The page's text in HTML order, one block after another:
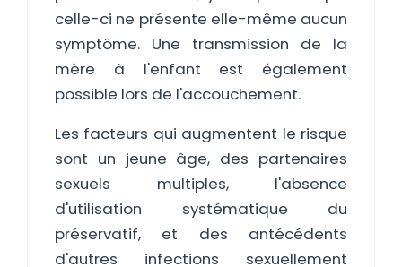
celle-ci ne présente elle-même aucun
symptôme. Une transmission de la
mère à l'enfant est également
possible lors de l'accouchement.
Les facteurs qui augmentent le risque
sont un jeune âge, des partenaires
sexuels multiples, l'absence
d'utilisation systématique du
préservatif, et des antécédents
d'autres infections sexuellement